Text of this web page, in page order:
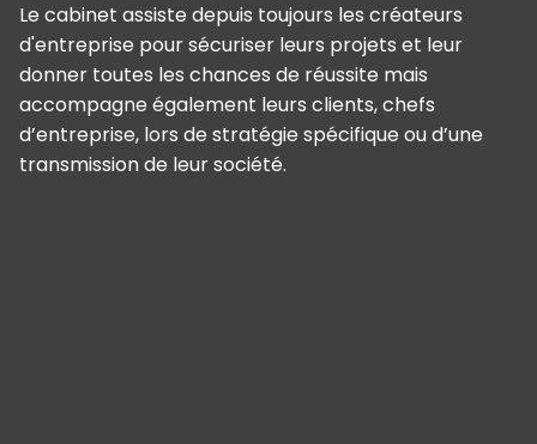
Le cabinet assiste depuis toujours les créateurs
d'entreprise pour sécuriser leurs projets et leur
donner toutes les chances de réussite mais
accompagne également leurs clients, chefs
d’entreprise, lors de stratégie spécifique ou d’une
transmission de leur société.